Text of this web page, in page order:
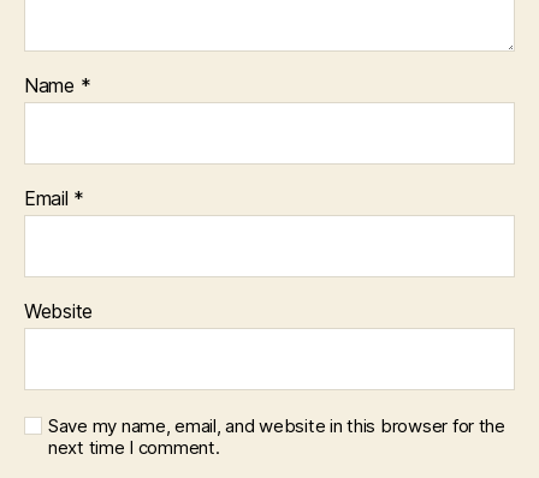
Name *
Email *
Website
Save my name, email, and website in this browser for the
next time I comment.